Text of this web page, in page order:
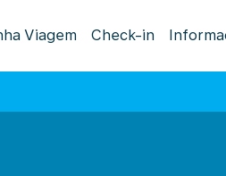
Viagem Check-in